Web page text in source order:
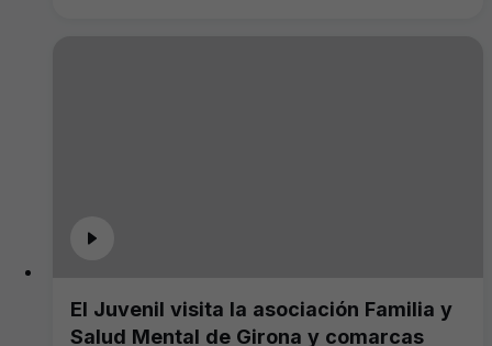
El Juvenil visita la asociación Familia y
Salud Mental de Girona y comarcas